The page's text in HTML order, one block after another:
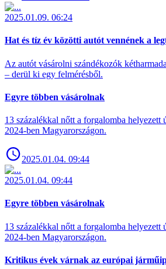
2025.01.09. 06:24
Hat és tíz év közötti autót vennének a
Az autót vásárolni szándékozók
– derül ki egy felmérésből.
Egyre többen vásárolnak
13 százalékkal nőtt a forgalomba helyezett
2024-ben Magyarországon.
2025.01.04. 09:44
2025.01.04. 09:44
Egyre többen vásárolnak
13 százalékkal nőtt a forgalomba helyezett
2024-ben Magyarországon.
Kritikus évek várnak az európai